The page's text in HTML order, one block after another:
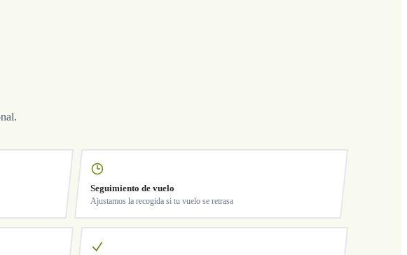
Seguimiento de vuelo
Ajustamos la recogida si tu vuelo se retrasa